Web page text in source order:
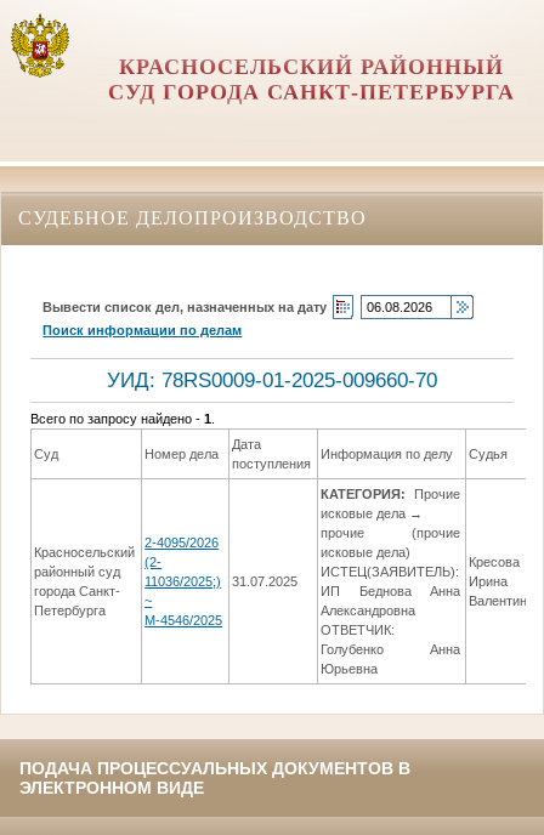
КРАСНОСЕЛЬСКИЙ РАЙОННЫЙ
СУД ГОРОДА САНКТ-ПЕТЕРБУРГА
СУДЕБНОЕ ДЕЛОПРОИЗВОДСТВО
Вывести список дел, назначенных на дату
Поиск информации по делам
УИД: 78RS0009-01-2025-009660-70
Всего по запросу найдено -1
Суд Номер дела
Дата
поступления
Информация по делу Судья
Красносельский
районный суд
города Санкт-
Петербурга
2-4095/2026
(2-
11036/2025;)
~
М-4546/2025
31.07.2025
КАТЕГОРИЯ:
Прочие
исковые дела →
прочие (прочие
исковые дела)
ИСТЕЦ(ЗАЯВИТЕЛЬ):
ИП Беднова Анна
Александровна
ОТВЕТЧИК:
Голубенко Анна
Юрьевна
Кресова
Ирина
ПОДАЧА ПРОЦЕССУАЛЬНЫХ ДОКУМЕНТОВ В
ЭЛЕКТРОННОМ ВИДЕ